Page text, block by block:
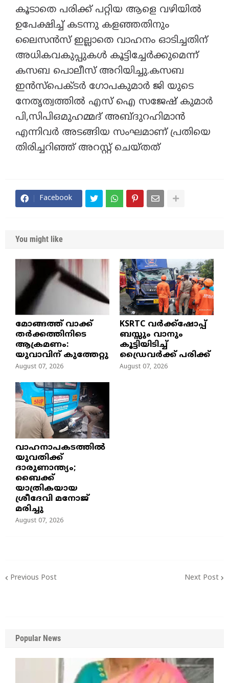
കൂടാതെ പരിക്ക് പറ്റിയ ആളെ വഴിയില്‍
ഉപേക്ഷിച്ച്‌ കടന്നു കളഞ്ഞതിനും
ലൈസൻസ് ഇല്ലാതെ വാഹനം ഓടിച്ചതിന്
അധികവകുപ്പുകള്‍ കൂട്ടിച്ചേർക്കുമെന്ന്
കസബ പൊലീസ് അറിയിച്ചു.കസബ
ഇൻസ്പെക്ടർ ഗോപകുമാർ ജി യുടെ
നേതൃത്വത്തില്‍ എസ് ഐ സജേഷ് കുമാർ
പി,സിപിഒമുഹമ്മദ് അബ്ദുറഹിമാൻ
എന്നിവർ അടങ്ങിയ സംഘമാണ് പ്രതിയെ
തിരിച്ചറിഞ്ഞ് അറസ്റ്റ് ചെയ്തത്
Facebook
You might like
മോങ്ങത്ത് വാക്ക്
തർക്കത്തിനിടെ
ആക്രമണം:
യുവാവിന് കുത്തേറ്റു
August 07, 2026
KSRTC വർക്ക്ഷോപ്പ്
ബസ്സും വാനും
കൂട്ടിയിടിച്ച്
ഡ്രൈവർക്ക് പരിക്ക്
August 07, 2026
വാഹനാപകടത്തിൽ
യുവതിക്ക്
ദാരുണാന്ത്യം;
ബൈക്ക്
യാത്രികയായ
ശ്രീദേവി മനോജ്
മരിച്ചു
August 07, 2026
Previous Post Next Post
Popular News